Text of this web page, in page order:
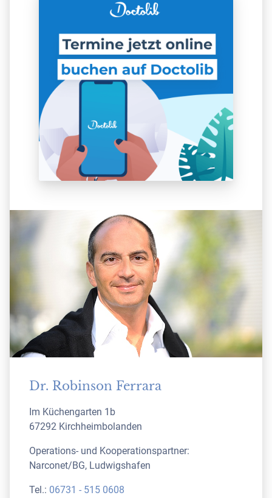
Dr. Robinson Ferrara
Im Küchengarten 1b
67292 Kirchheimbolanden
Operations- und Kooperationspartner:
Narconet/BG, Ludwigshafen
Tel.: 06731 - 515 0608